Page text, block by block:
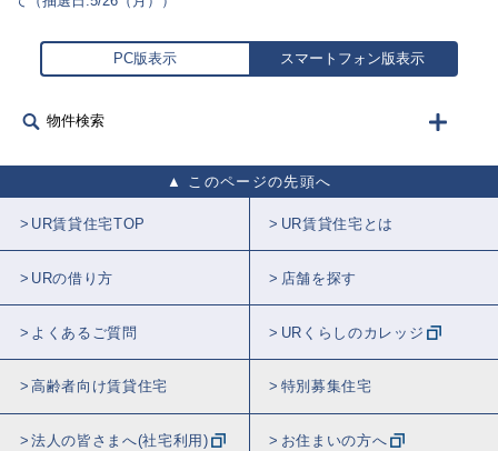
PC版表示 スマートフォン版表示
物件検索
このページの先頭へ
UR賃貸住宅TOP UR賃貸住宅とは
URの借り方 店舗を探す
よくあるご質問 URくらしのカレッジ
高齢者向け賃貸住宅 特別募集住宅
法人の皆さまへ(社宅利用) お住まいの方へ